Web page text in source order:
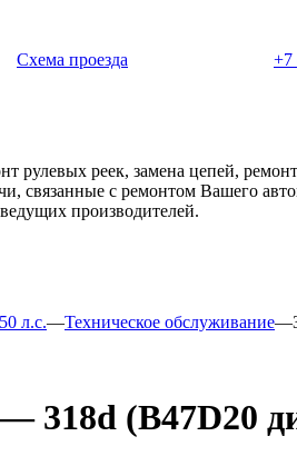
Схема проезда +7
рулевых реек, замена цепей,
связанные с ремонтом Вашего
производителей.
л.с.—Техническое обслуживание—
(B47D20